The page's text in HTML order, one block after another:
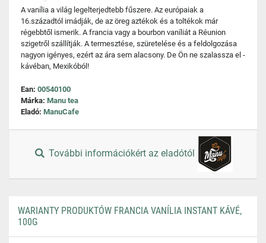
A vanília a világ legelterjedtebb fűszere. Az európaiak a
16.századtól imádják, de az öreg aztékok és a toltékok már
régebbtől ismerik. A francia vagy a bourbon vaníliát a Réunion
szigetről szállítják. A termesztése, szüretelése és a feldolgozása
nagyon igényes, ezért az ára sem alacsony. De Ön ne szalassza el -
kávéban, Mexikóból!
Ean: 00540100
Márka: Manu tea
Eladó: ManuCafe
További információkért az eladótól
WARIANTY PRODUKTÓW FRANCIA VANÍLIA INSTANT KÁVÉ,
100G